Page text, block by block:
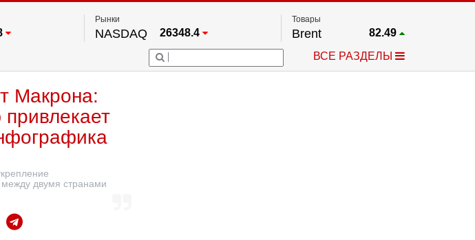
Рынки
NASDAQ 26348.4
FTSE 100 67.17
53885.1
S&P 500
NYSE
Товары
Brent 82.49
Платина
2.636
ВСЕ РАЗДЕЛЫ
Макрона:
двумя странами